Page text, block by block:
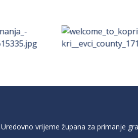
Uredovno vrijeme župana za primanje